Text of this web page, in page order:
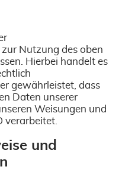
Nutzung des oben
Hierbei handelt es
gewährleistet, dass
Daten unserer
Weisungen und
verarbeitet.
und